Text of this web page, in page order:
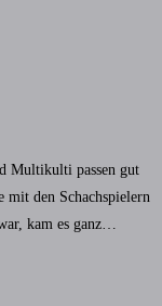
Multikulti passen gut
mit den Schachspielern
kam es ganz…